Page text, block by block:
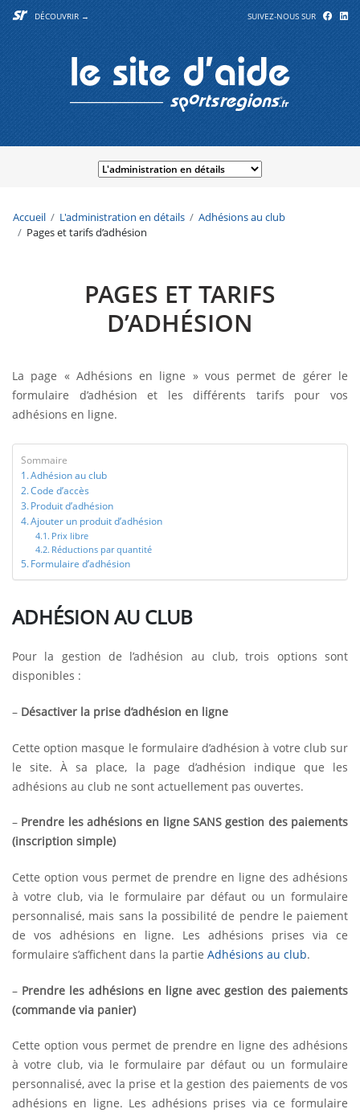
DÉCOUVRIR → SUIVEZ-NOUS SUR
Accueil L'administration en détails
Adhésions au club
Pages et tarifs d’adhésion
PAGES ET TARIFS
D’ADHÉSION
La page « Adhésions en ligne » vous permet de gérer le
formulaire d’adhésion et les différents tarifs pour vos
adhésions en ligne.
Sommaire
Adhésion au club
Code d’accès
Produit d’adhésion
Ajouter un produit d’adhésion
Prix libre
Réductions par quantité
Formulaire d’adhésion
ADHÉSION AU CLUB
Pour la gestion de l’adhésion au club, trois options sont
disponibles :
– Désactiver la prise d’adhésion en ligne
Cette option masque le formulaire d’adhésion à votre club sur
le site. À sa place, la page d’adhésion indique que les
adhésions au club ne sont actuellement pas ouvertes.
– Prendre les adhésions en ligne SANS gestion des paiements
(inscription simple)
Cette option vous permet de prendre en ligne des adhésions
à votre club, via le formulaire par défaut ou un formulaire
personnalisé, mais sans la possibilité de pendre le paiement
de vos adhésions en ligne. Les adhésions prises via ce
formulaire s’affichent dans la partie Adhésions au club.
– Prendre les adhésions en ligne avec gestion des paiements
(commande via panier)
Cette option vous permet de prendre en ligne des adhésions
à votre club, via le formulaire par défaut ou un formulaire
personnalisé, avec la prise et la gestion des paiements de vos
adhésions en ligne. Les adhésions prises via ce formulaire